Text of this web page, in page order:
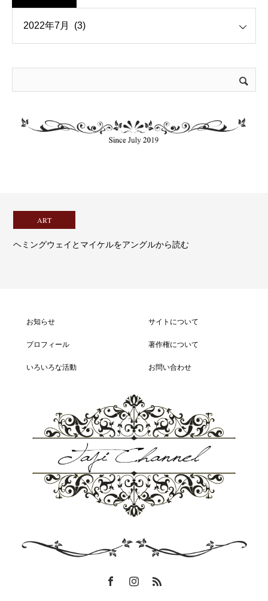
ART
ヘミングウェイとマイケルをアングルから読む
お知らせ
プロフィール
いろいろな活動
サイトについて
著作権について
お問い合わせ